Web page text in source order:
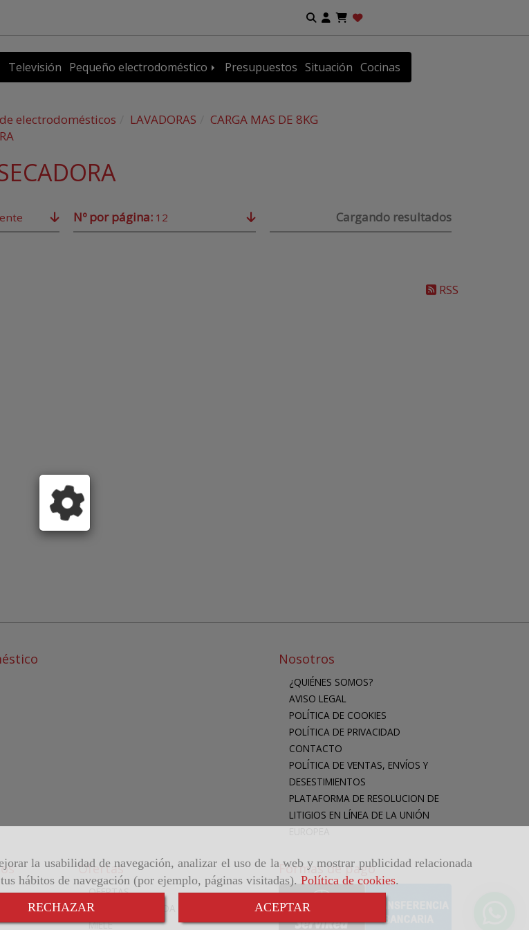
la usabilidad de navegación, analizar el uso de la web y mostrar publicidad relacionada
hábitos de navegación (por ejemplo, páginas visitadas). Política de cookies.
RECHAZAR ACEPTAR
Televisión Pequeño electrodoméstico Presupuestos Situación Cocinas
electrodomésticos LAVADORAS
CARGA MAS DE 8KG
Nº por página: 12 Cargando resultados
RSS
Nosotros
¿QUIÉNES SOMOS?
AVISO LEGAL
POLÍTICA DE COOKIES
POLÍTICA DE PRIVACIDAD
CONTACTO
POLÍTICA DE VENTAS, ENVÍOS Y
DESESTIMIENTOS
PLATAFORMA DE RESOLUCION DE
LITIGIOS EN LÍNEA DE LA UNIÓN
Ofertas
OFERTAS
COCINAS A MEDIDA
MIELE
Formas de pago